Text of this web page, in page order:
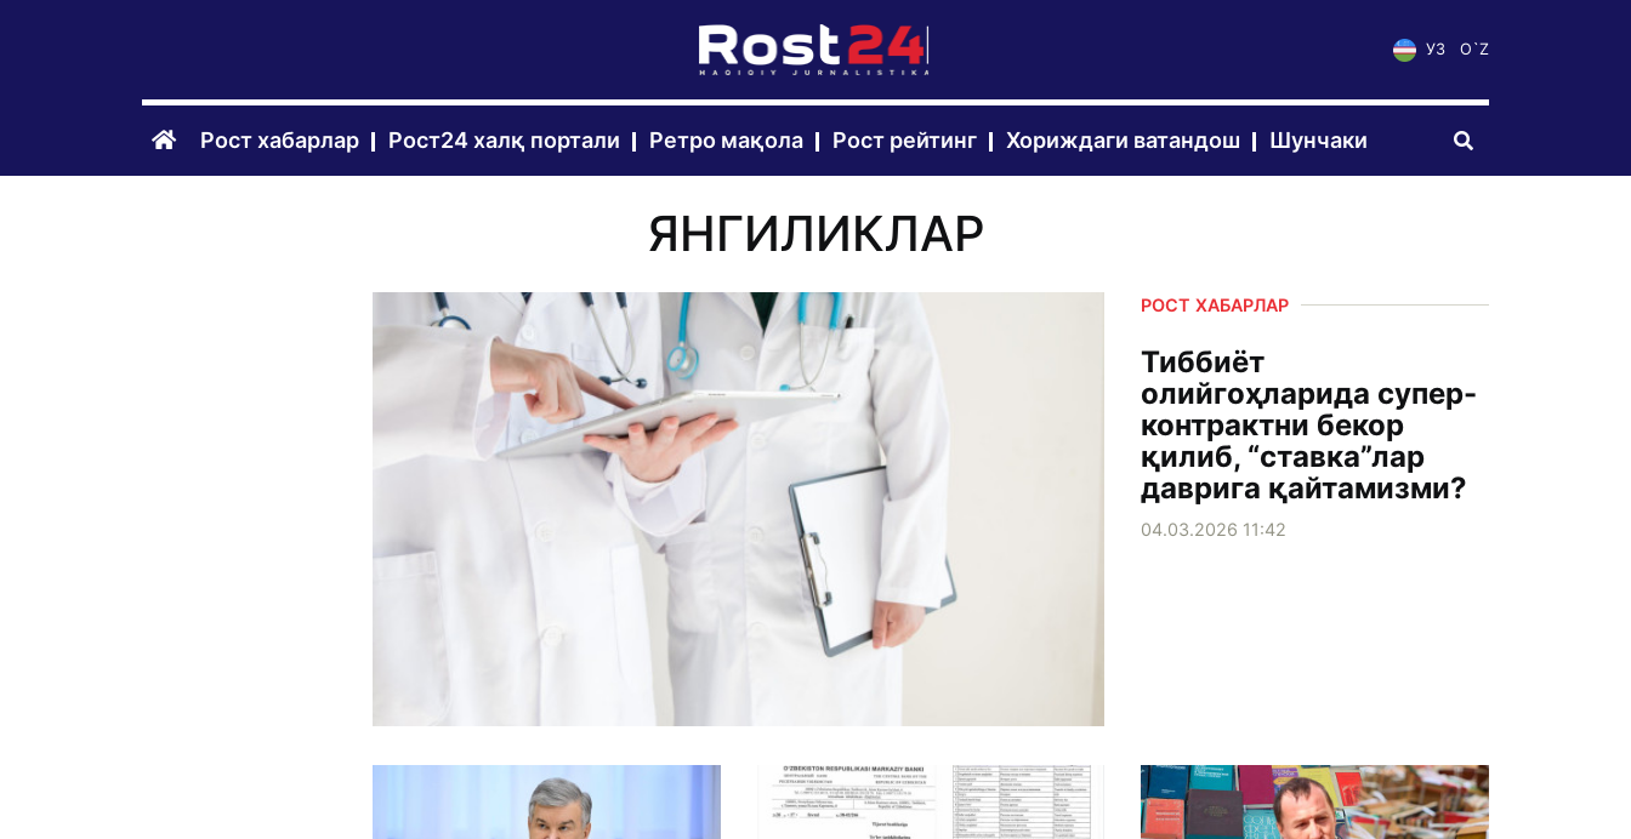
УЗ O`Z
Рост хабарлар Рост24 халқ портали Ретро мақола Рост рейтинг Хориждаги ватандош Шунчаки
ЯНГИЛИКЛАР
РОСТ ХАБАРЛАР
Тиббиёт
олийгоҳларида супер-
контрактни бекор
қилиб, “ставка”лар
даврига қайтамизми?
04.03.2026 11:42